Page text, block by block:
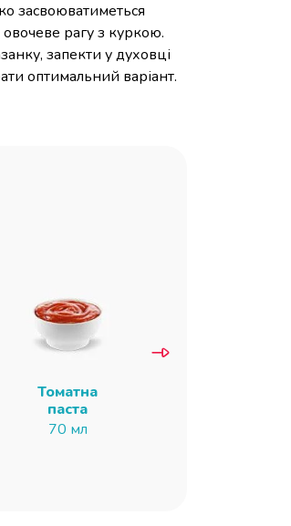
засвоюватиметься
овочеве рагу з куркою.
запекти у духовці
оптимальний варіант.
Томатна
паста
70 мл